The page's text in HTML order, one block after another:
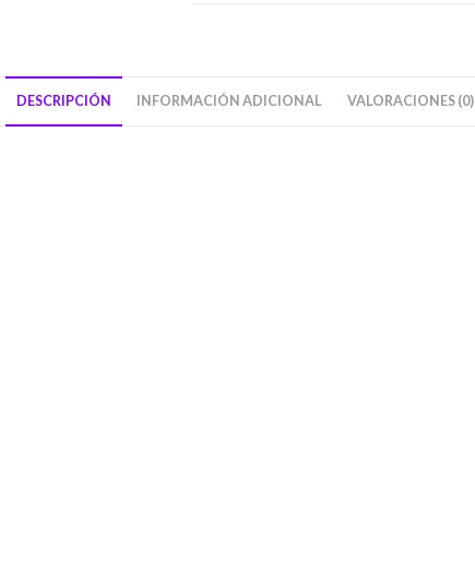
DESCRIPCIÓN INFORMACIÓN ADICIONAL VALORACIONES (0)